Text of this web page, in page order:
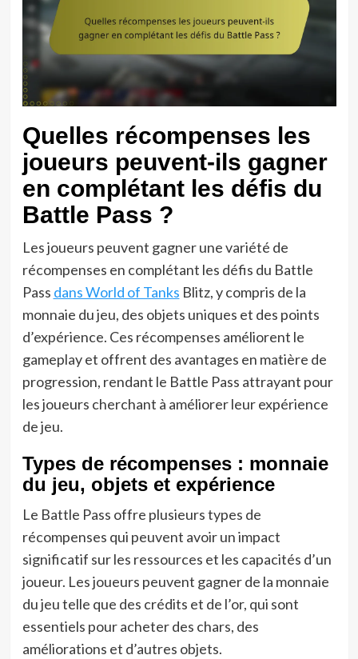
Quelles récompenses les
joueurs peuvent-ils gagner
en complétant les défis du
Battle Pass ?
Les joueurs peuvent gagner une variété de
récompenses en complétant les défis du Battle
Pass dans World of Tanks Blitz, y compris de la
monnaie du jeu, des objets uniques et des points
d’expérience. Ces récompenses améliorent le
gameplay et offrent des avantages en matière de
progression, rendant le Battle Pass attrayant pour
les joueurs cherchant à améliorer leur expérience
de jeu.
Types de récompenses : monnaie
du jeu, objets et expérience
Le Battle Pass offre plusieurs types de
récompenses qui peuvent avoir un impact
significatif sur les ressources et les capacités d’un
joueur. Les joueurs peuvent gagner de la monnaie
du jeu telle que des crédits et de l’or, qui sont
essentiels pour acheter des chars, des
améliorations et d’autres objets.